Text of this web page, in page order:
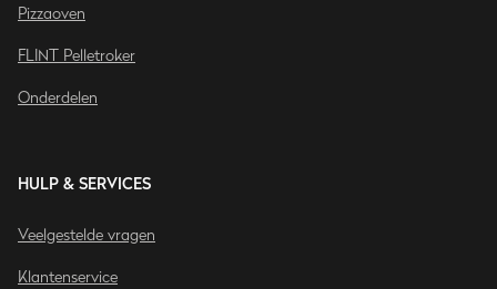
Pizzaoven
FLINT Pelletroker
Onderdelen
HULP & SERVICES
Veelgestelde vragen
Klantenservice